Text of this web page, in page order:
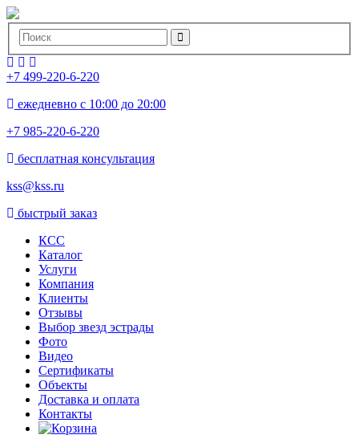
+7 499-220-6-220
ежедневно с 10:00 до 20:00
+7 985-220-6-220
бесплатная консультация
kss@kss.ru
быстрый заказ
КСС
Каталог
Услуги
Компания
Клиенты
Oтзывы
Выбор звезд эстрады
Фото
Видео
Сертификаты
Объекты
Доставка и оплата
Контакты